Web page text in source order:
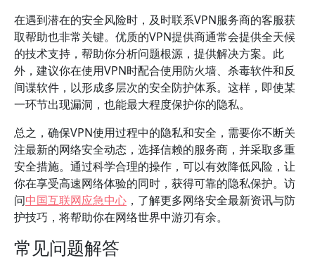
在遇到潜在的安全风险时，及时联系VPN服务商的客服获
取帮助也非常关键。优质的VPN提供商通常会提供全天候
的技术支持，帮助你分析问题根源，提供解决方案。此
外，建议你在使用VPN时配合使用防火墙、杀毒软件和反
间谍软件，以形成多层次的安全防护体系。这样，即使某
一环节出现漏洞，也能最大程度保护你的隐私。
总之，确保VPN使用过程中的隐私和安全，需要你不断关
注最新的网络安全动态，选择信赖的服务商，并采取多重
安全措施。通过科学合理的操作，可以有效降低风险，让
你在享受高速网络体验的同时，获得可靠的隐私保护。访
问中国互联网应急中心 ，了解更多网络安全最新资讯与防
护技巧，将帮助你在网络世界中游刃有余。
常见问题解答